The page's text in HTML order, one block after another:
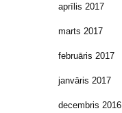
aprīlis 2017
marts 2017
februāris 2017
janvāris 2017
decembris 2016